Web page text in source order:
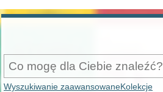
Wyszukiwanie zaawansowaneKolekcje